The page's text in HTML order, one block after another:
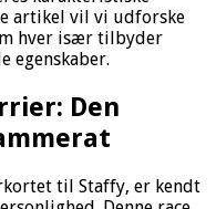
artikel vil vi udforske
hver især tilbyder
egenskaber.
Den
til Staffy, er kendt